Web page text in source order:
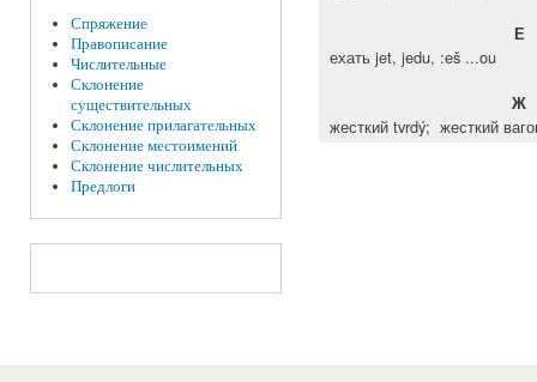
Спряжение
Правописание
Числительные
Склонение
существительных
Склонение прилагательных
Склонение местоимений
Склонение числительных
Предлоги
Е
ехать jet, jedu, :eš ...ou
Ж
жесткий tvrdý; жесткий